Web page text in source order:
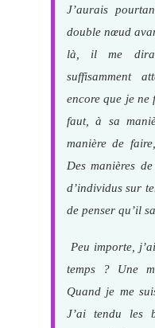
J’aurais
double nœud
là, il me
suffisamment
encore que je ne
faut, à sa
manière de
Des manières
d’individus sur
de penser qu’il
Peu importe,
temps ? Une
Quand je me
J’ai tendu les